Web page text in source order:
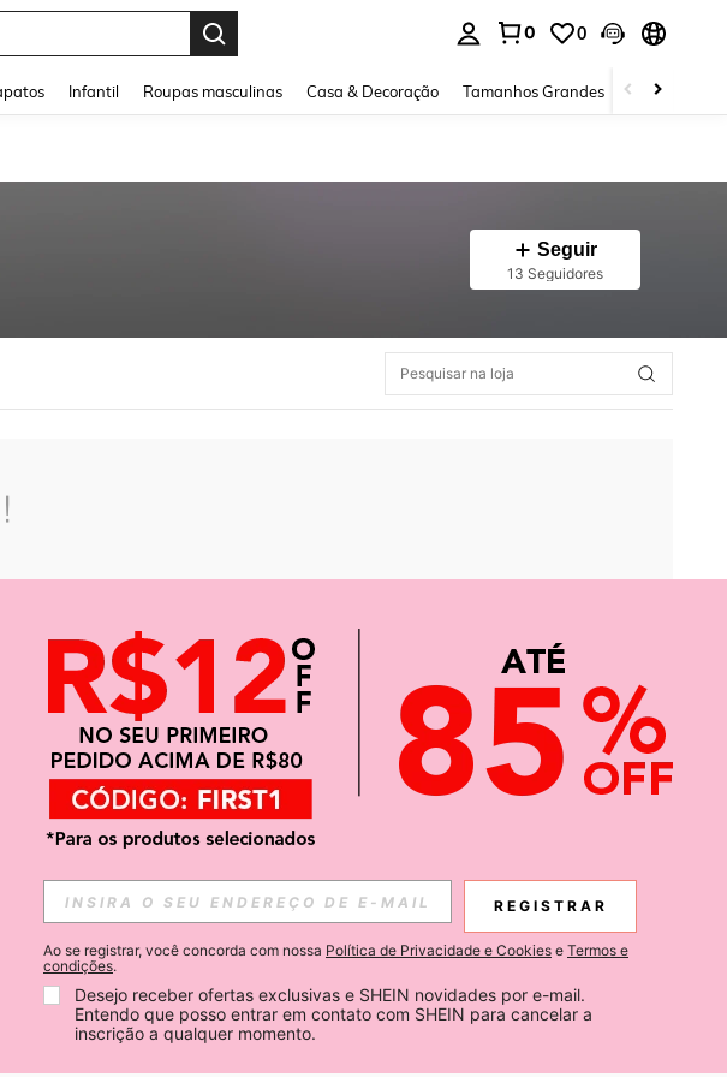
0 0
Infantil Roupas masculinas Casa & Decoração Tamanhos Grandes Joias e
Seguir
13 Seguidores
outras opções.
NOS EM APP
SE PARA RECEBER NOTÍCIAS SOBRE SHEIN.
Inscreva-se
REGISTRAR
Ao se registrar, você concorda com nossa Política de Privacidade e Cookies e Termos e
condições.
Desejo receber ofertas exclusivas e SHEIN novidades por e-mail.
Entendo que posso entrar em contato com SHEIN para cancelar a
inscrição a qualquer momento.